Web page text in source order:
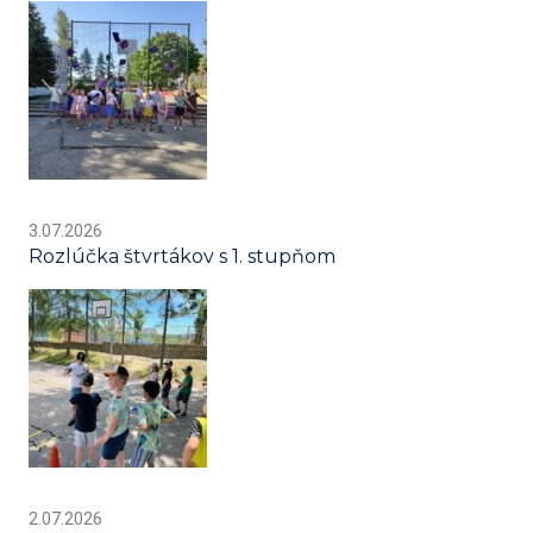
3.07.2026
Rozlúčka štvrtákov s 1. stupňom
2.07.2026